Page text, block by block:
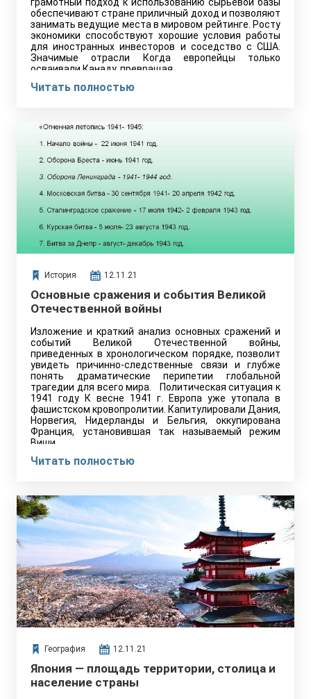
обеспечивают стране приличный доход и позволяют
занимать ведущие места в мировом рейтинге. Росту
экономики способствуют хорошие условия работы
для иностранных инвесторов и соседство с США.
Значимые отрасли Когда европейцы только
осваивали Канаду, превращая…
Читать полностью
История 12.11.21
Основные сражения и события Великой
Отечественной войны
Изложение и краткий анализ основных сражений и
событий Великой Отечественной войны,
приведенных в хронологическом порядке, позволит
увидеть причинно-следственные связи и глубже
понять драматические перипетии глобальной
трагедии для всего мира. Политическая ситуация к
1941 году К весне 1941 г. Европа уже утопала в
фашистском кровопролитии. Капитулировали Дания,
Норвегия, Нидерланды и Бельгия, оккупирована
Франция, установившая так называемый режим
Виши,…
Читать полностью
География 12.11.21
Япония — площадь территории, столица и
население страны